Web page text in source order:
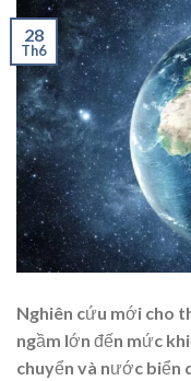
28
Th6
Nghiên cứu mới cho
ngầm lớn đến mức
chuyển và nước biển